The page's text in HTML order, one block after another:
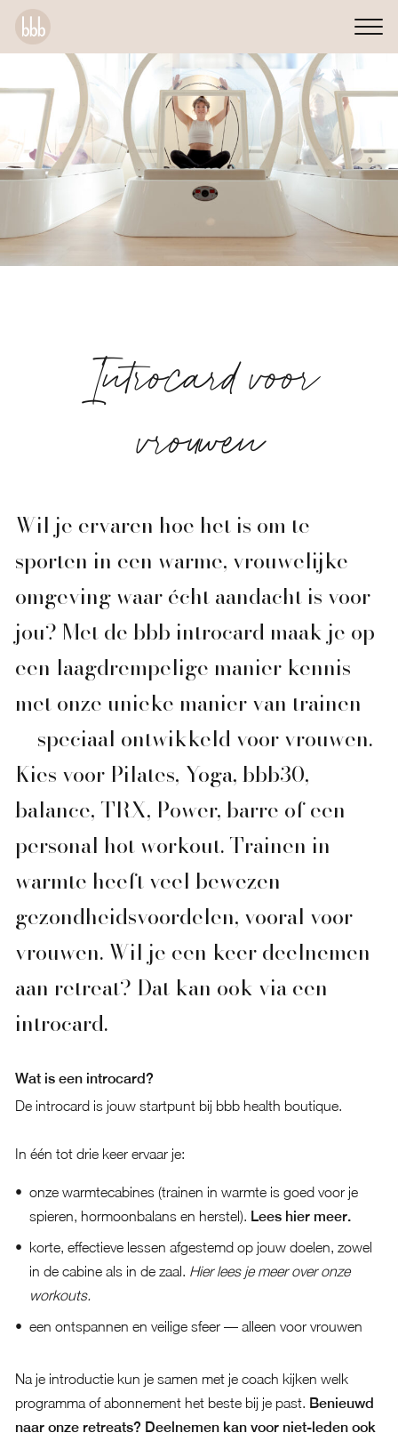
Introcard voor
vrouwen
Wil je ervaren hoe het is om te
sporten in een warme, vrouwelijke
omgeving waar écht aandacht is voor
jou? Met de bbb introcard maak je op
een laagdrempelige manier kennis
met onze unieke manier van trainen
— speciaal ontwikkeld voor vrouwen.
Kies voor Pilates, Yoga, bbb30,
balance, TRX, Power, barre of een
personal hot workout. Trainen in
warmte heeft veel bewezen
gezondheidsvoordelen, vooral voor
vrouwen. Wil je een keer deelnemen
aan retreat? Dat kan ook via een
introcard.
Wat is een introcard?
De introcard is jouw startpunt bij bbb health boutique.
In één tot drie keer ervaar je:
onze warmtecabines (trainen in warmte is goed voor je
spieren, hormoonbalans en herstel). Lees hier meer.
korte, effectieve lessen afgestemd op jouw doelen, zowel
in de cabine als in de zaal. Hier lees je meer over onze
workouts.
een ontspannen en veilige sfeer — alleen voor vrouwen
Na je introductie kun je samen met je coach kijken welk
programma of abonnement het beste bij je past. Benieuwd
naar onze retreats? Deelnemen kan voor niet-leden ook